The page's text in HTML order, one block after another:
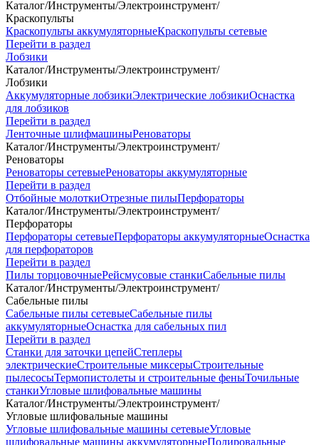
Каталог/Инструменты/Электроинструмент/
Краскопульты
Краскопульты аккумуляторныеКраскопульты сетевые
Перейти в раздел
Лобзики
Каталог/Инструменты/Электроинструмент/
Лобзики
Аккумуляторные лобзикиЭлектрические лобзикиОснастка
для лобзиков
Перейти в раздел
Ленточные шлифмашиныРеноваторы
Каталог/Инструменты/Электроинструмент/
Реноваторы
Реноваторы сетевыеРеноваторы аккумуляторные
Перейти в раздел
Отбойные молоткиОтрезные пилыПерфораторы
Каталог/Инструменты/Электроинструмент/
Перфораторы
Перфораторы сетевыеПерфораторы аккумуляторныеОснастка
для перфораторов
Перейти в раздел
Пилы торцовочныеРейсмусовые станкиСабельные пилы
Каталог/Инструменты/Электроинструмент/
Сабельные пилы
Сабельные пилы сетевыеСабельные пилы
аккумуляторныеОснастка для сабельных пил
Перейти в раздел
Станки для заточки цепейСтеплеры
электрическиеСтроительные миксерыСтроительные
пылесосыТермопистолеты и строительные феныТочильные
станкиУгловые шлифовальные машины
Каталог/Инструменты/Электроинструмент/
Угловые шлифовальные машины
Угловые шлифовальные машины сетевыеУгловые
шлифовальные машины аккумуляторныеПолировальные